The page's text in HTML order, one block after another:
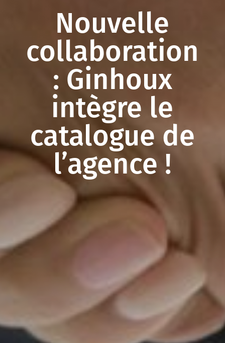
Nouvelle
collaboration
: Ginhoux
intègre le
catalogue de
l’agence !